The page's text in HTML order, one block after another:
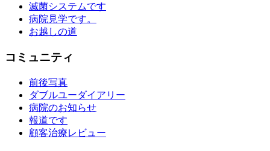
滅菌システムです
病院見学です。
お越しの道
コミュニティ
前後写真
ダブルユーダイアリー
病院のお知らせ
報道です
顧客治療レビュー